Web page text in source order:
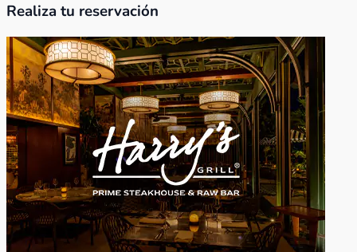
Realiza tu reservación